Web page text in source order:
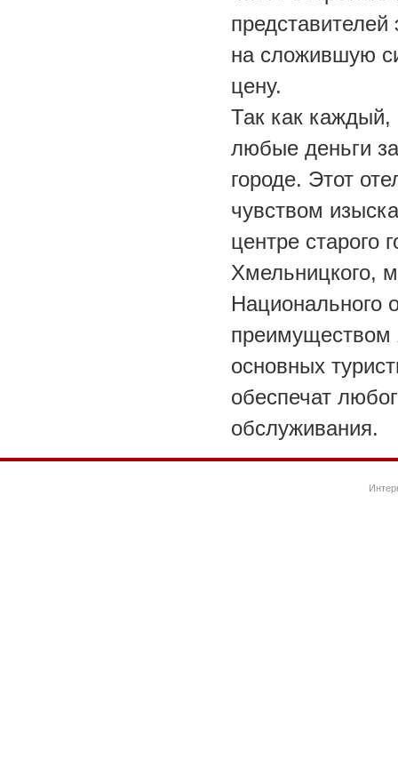
представителей
на сложившую
цену.
Так как каждый,
любые деньги
городе. Этот
чувством
центре старого
Хмельницкого,
Национального
преимуществом
основных
обеспечат
обслуживания.